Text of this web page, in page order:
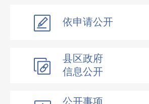
依申请公开
县区政府
信息公开
公开事项